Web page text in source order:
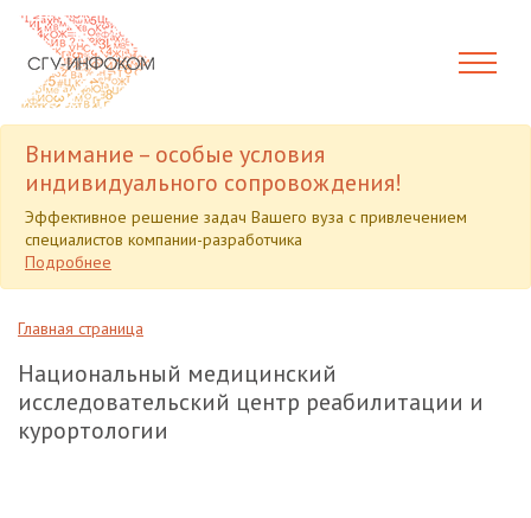
Внимание – особые условия
индивидуального сопровождения!
Эффективное решение задач Вашего вуза с привлечением
специалистов компании-разработчика
Подробнее
Главная страница
Национальный медицинский
исследовательский центр реабилитации и
курортологии